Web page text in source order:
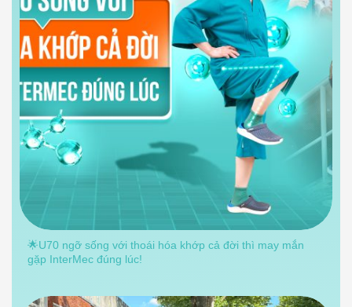
🌟U70 ngỡ sống với thoái hóa khớp cả đời thì may mắn
gặp InterMec đúng lúc!